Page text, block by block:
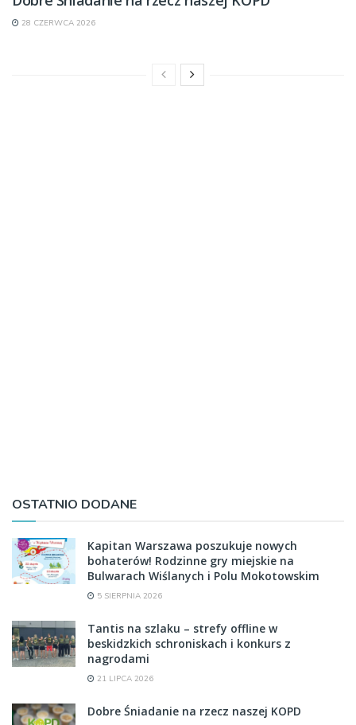
28 CZERWCA 2026
OSTATNIO DODANE
Kapitan Warszawa poszukuje nowych
bohaterów! Rodzinne gry miejskie na
Bulwarach Wiślanych i Polu Mokotowskim
5 SIERPNIA 2026
Tantis na szlaku – strefy offline w
beskidzkich schroniskach i konkurs z
nagrodami
21 LIPCA 2026
Dobre Śniadanie na rzecz naszej KOPD